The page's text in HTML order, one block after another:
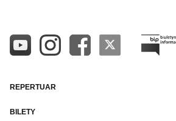
REPERTUAR
BILETY